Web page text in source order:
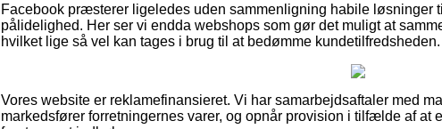
Facebook præsterer ligeledes uden sammenligning habile løsninger
pålidelighed. Her ser vi endda webshops som gør det muligt at
hvilket lige så vel kan tages i brug til at bedømme kundetilfredsheden.
Vores website er reklamefinansieret. Vi har samarbejdsaftaler med
markedsfører forretningernes varer, og opnår provision i tilfælde af at